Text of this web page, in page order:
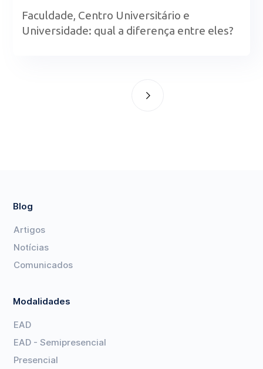
Faculdade, Centro Universitário e
Universidade: qual a diferença entre eles?
Blog
Artigos
Notícias
Comunicados
Modalidades
EAD
EAD - Semipresencial
Presencial